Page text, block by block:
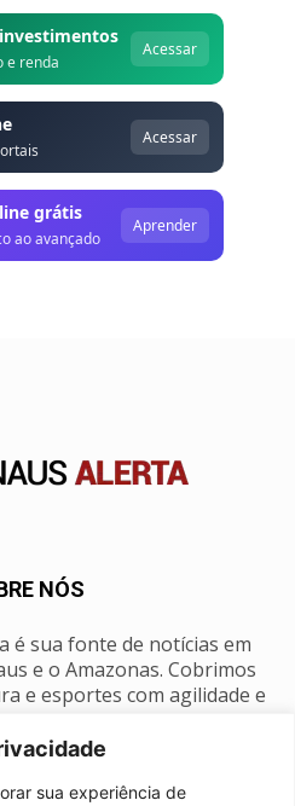
sua experiência de
e renda
Acessar
Acessar
grátis
ao avançado
Aprender
NÓS
é sua fonte de notícias em
e o Amazonas. Cobrimos
e esportes com agilidade e